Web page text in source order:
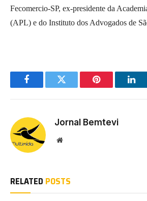
Fecomercio-SP, ex-presidente da
(APL) e do Instituto dos Advogados de
FacebookTwitter Pinterest
Jornal Bemtevi
Website
RELATED POSTS